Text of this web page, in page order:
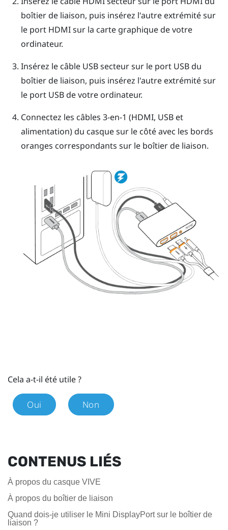
boîtier de liaison, puis insérez l'autre extrémité sur
le port HDMI sur la carte graphique de votre
ordinateur.
Insérez le câble USB secteur sur le port USB du
boîtier de liaison, puis insérez l'autre extrémité sur
le port USB de votre ordinateur.
Connectez les câbles 3-en-1 (HDMI, USB et
alimentation) du casque sur le côté avec les bords
oranges correspondants sur le boîtier de liaison.
Cela a-t-il été utile ?
Oui Non
CONTENUS LIÉS
À propos du casque VIVE
À propos du boîtier de liaison
Quand dois-je utiliser le Mini DisplayPort sur le boîtier de
liaison ?